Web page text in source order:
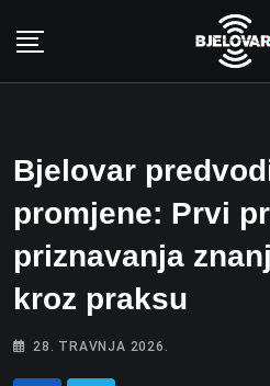
Bjelovar
promjene: Prvi
priznavanja
kroz praksu
28. TRAVNJA 2026.